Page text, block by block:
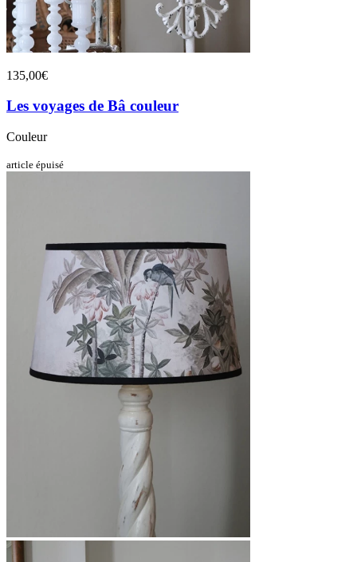
135,00€
Les voyages de Bâ couleur
Couleur
article épuisé